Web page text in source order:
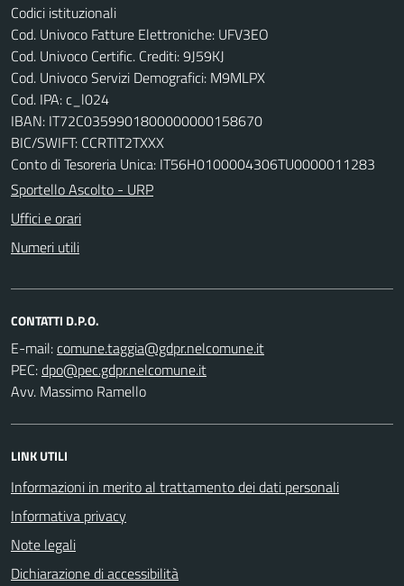
Codici istituzionali
Cod. Univoco Fatture Elettroniche: UFV3EO
Cod. Univoco Certific. Crediti: 9J59KJ
Cod. Univoco Servizi Demografici: M9MLPX
Cod. IPA: c_l024
IBAN: IT72C0359901800000000158670
BIC/SWIFT: CCRTIT2TXXX
Conto di Tesoreria Unica: IT56H0100004306TU0000011283
Sportello Ascolto - URP
Uffici e orari
Numeri utili
CONTATTI D.P.O.
E-mail:
PEC:
Avv. Massimo Ramello
LINK UTILI
Informazioni in merito al trattamento dei dati personali
Informativa privacy
Note legali
Dichiarazione di accessibilità